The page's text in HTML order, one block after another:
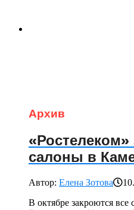
Архив
«Ростелеком»
салоны в
Автор: Елена Зотова
В октябре закроются